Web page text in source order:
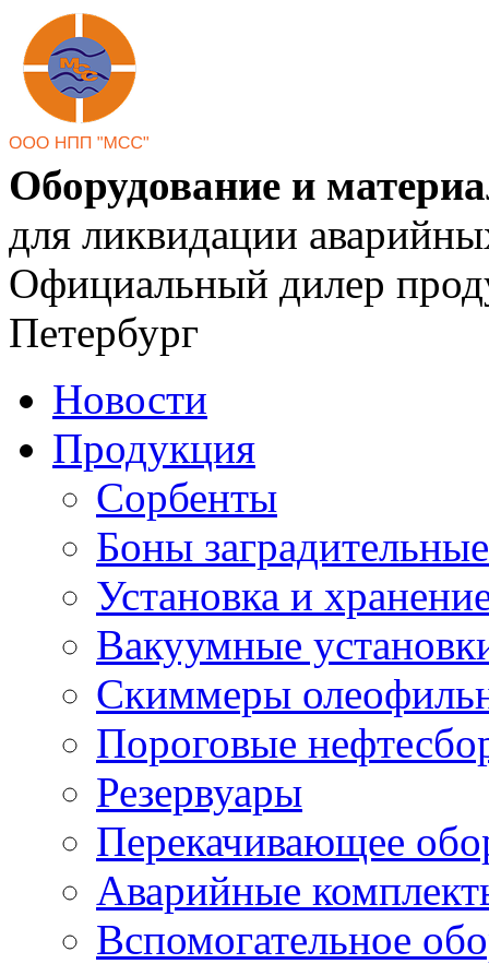
Оборудование и
для ликвидации
Официальный дилер
Петербург
Новости
Продукция
Сорбенты
Боны заградительные
Установка и
Вакуумные
Скиммеры
Пороговые
Резервуары
Перекачивающее
Аварийные
Вспомогательное